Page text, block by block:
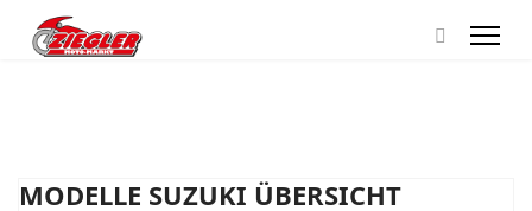
MODELLE SUZUKI ÜBERSICHT